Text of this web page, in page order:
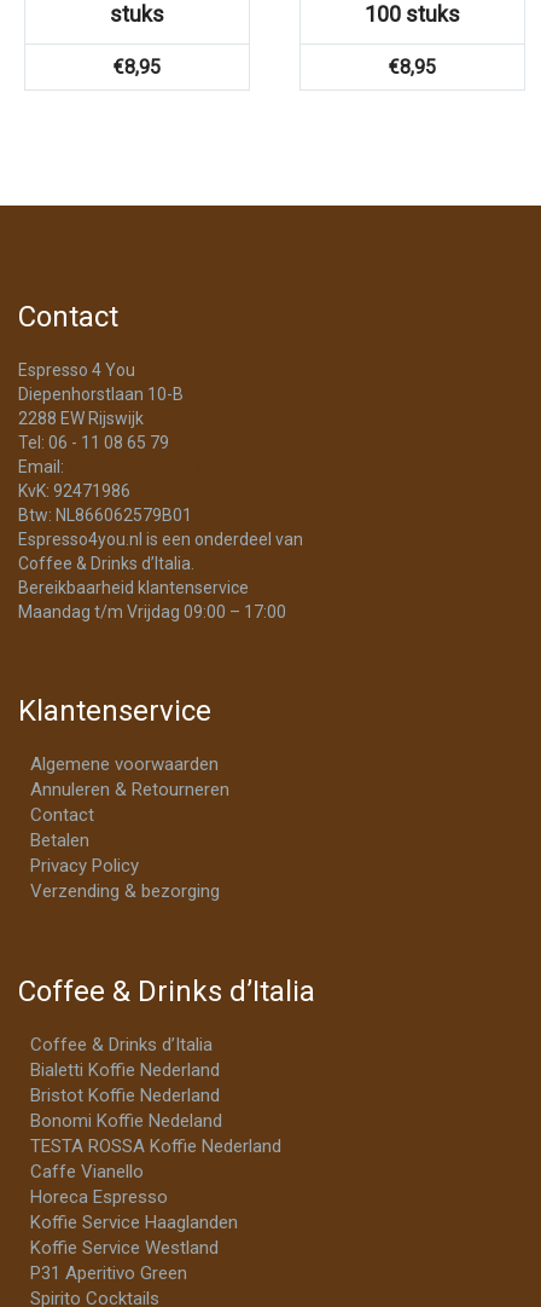
stuks
€8,95
100 stuks
€8,95
Contact
Espresso 4 You
Diepenhorstlaan 10-B
2288 EW Rijswijk
Tel: 06 - 11 08 65 79
Email:
KvK: 92471986
Btw: NL866062579B01
Espresso4you.nl is een onderdeel van
Coffee & Drinks d’Italia.
Bereikbaarheid klantenservice
Maandag t/m Vrijdag 09:00 – 17:00
Klantenservice
Algemene voorwaarden
Annuleren & Retourneren
Contact
Betalen
Privacy Policy
Verzending & bezorging
Coffee & Drinks d’Italia
Coffee & Drinks d’Italia
Bialetti Koffie Nederland
Bristot Koffie Nederland
Bonomi Koffie Nedeland
TESTA ROSSA Koffie Nederland
Caffe Vianello
Horeca Espresso
Koffie Service Haaglanden
Koffie Service Westland
P31 Aperitivo Green
Spirito Cocktails